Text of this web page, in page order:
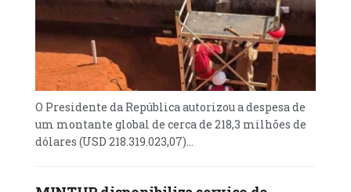
O Presidente da República autorizou a despesa de
um montante global de cerca de 218,3 milhões de
dólares (USD 218.319.023,07)...